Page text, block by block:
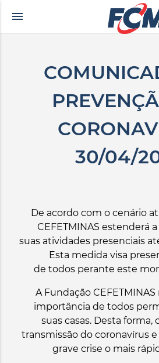
menu
30/04/
De acordo com o cenário
CEFETMINAS estenderá
suas atividades presenciais
Esta medida visa
de todos perante este
A Fundação
importância de todos
suas casas. Desta forma,
transmissão do coronavírus
grave crise o mais